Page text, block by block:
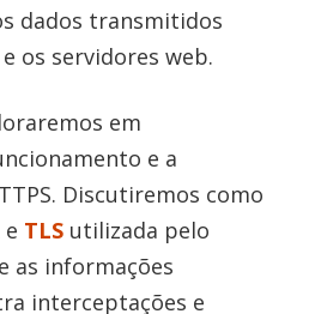
dados transmitidos
os servidores web.
em
e a
Discutiremos como
TLS utilizada pelo
as informações
interceptações e